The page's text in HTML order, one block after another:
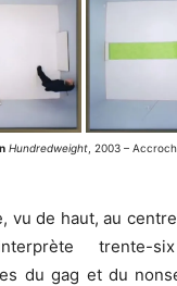
Hundredweight , 2003 –
vu de haut, au
trente-six
du gag et du